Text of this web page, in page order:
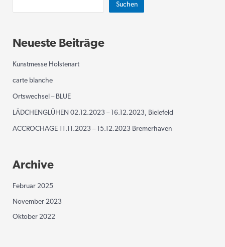
Suchen
Neueste Beiträge
Kunstmesse Holstenart
carte blanche
Ortswechsel – BLUE
LÄDCHENGLÜHEN 02.12.2023 – 16.12.2023, Bielefeld
ACCROCHAGE 11.11.2023 – 15.12.2023 Bremerhaven
Archive
Februar 2025
November 2023
Oktober 2022